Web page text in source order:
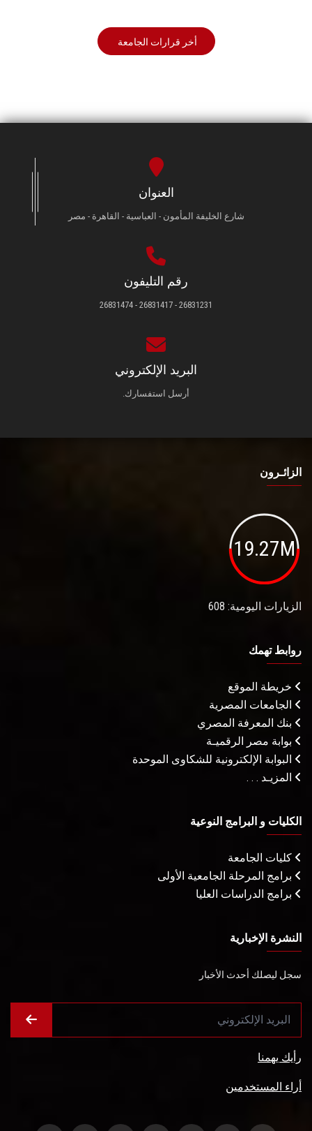
أخر قرارات الجامعة
العنوان
شارع الخليفة المأمون - العباسية - القاهرة - مصر
رقم التليفون
26831231 - 26831417 - 26831474
البريد الإلكتروني
أرسل استفسارك.
الزائـرون
19.27M
الزيارات اليومية: 608
روابط تهمك
خريطة الموقع
الجامعات المصرية
بنك المعرفة المصري
بوابة مصر الرقميـة
البوابة الإلكترونية للشكاوى الموحدة
المزيـد . . .
الكليات و البرامج النوعية
كليات الجامعة
برامج المرحلة الجامعية الأولى
برامج الدراسات العليا
النشرة الإخبارية
سجل ليصلك أحدث الأخبار
رأيك يهمنا
أراء المستخدمين